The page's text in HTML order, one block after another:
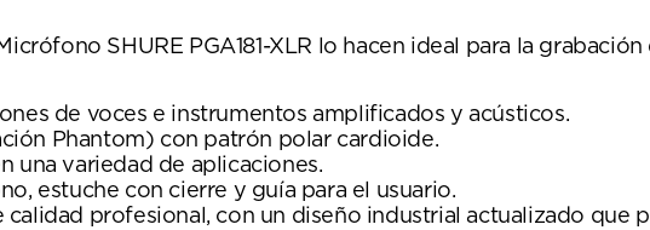
SHURE PGA181-XLR lo hacen ideal para la
de voces e instrumentos amplificados y acústicos.
Phantom) con patrón polar cardioide.
una variedad de aplicaciones.
estuche con cierre y guía para el usuario.
calidad profesional, con un diseño industrial actualizado que